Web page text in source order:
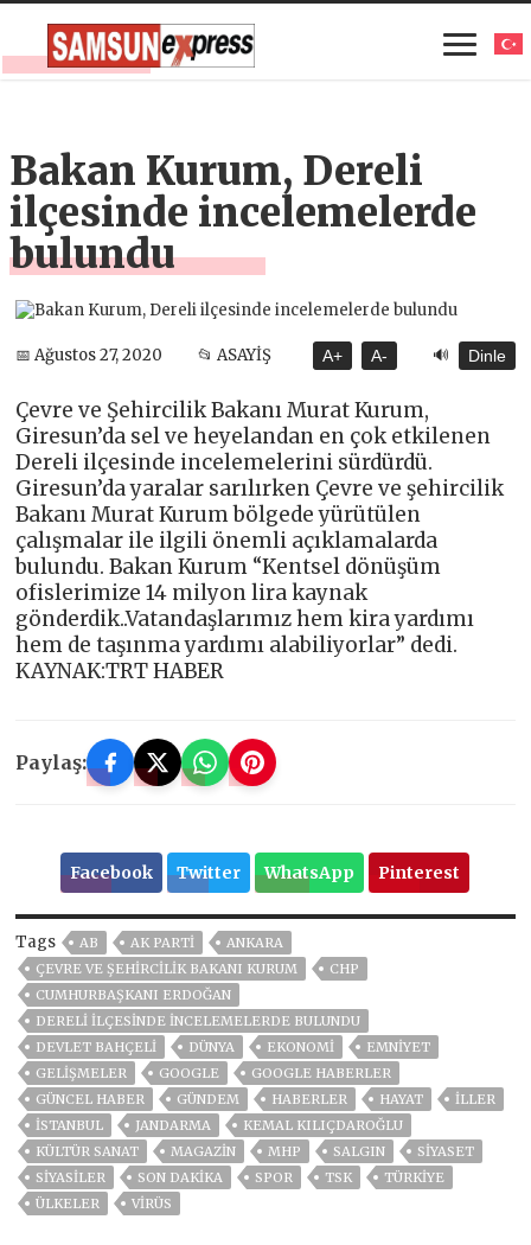
Bakan Kurum, Dereli
ilçesinde incelemelerde
bulundu
📅 Ağustos 27, 2020 📂 ASAYİŞ A+ A- 🔊 Dinle
Çevre ve Şehircilik Bakanı Murat Kurum,
Giresun’da sel ve heyelandan en çok etkilenen
Dereli ilçesinde incelemelerini sürdürdü.
Giresun’da yaralar sarılırken Çevre ve şehircilik
Bakanı Murat Kurum bölgede yürütülen
çalışmalar ile ilgili önemli açıklamalarda
bulundu. Bakan Kurum “Kentsel dönüşüm
ofislerimize 14 milyon lira kaynak
gönderdik..Vatandaşlarımız hem kira yardımı
hem de taşınma yardımı alabiliyorlar” dedi.
KAYNAK:TRT HABER
Paylaş:
Facebook Twitter WhatsApp Pinterest
Tags AB AK PARTİ
ANKARA
ÇEVRE VE ŞEHIRCILIK BAKANI KURUM
CHP
CUMHURBAŞKANI ERDOĞAN
DERELI ILÇESINDE INCELEMELERDE BULUNDU
DEVLET BAHÇELİ
DÜNYA EKONOMİ
EMNİYET
GELIŞMELER
GOOGLE
GOOGLE HABERLER
GÜNCEL HABER
GÜNDEM HABERLER HAYAT
İLLER
ISTANBUL
JANDARMA
KEMAL KILIÇDAROĞLU
KÜLTÜR SANAT
MAGAZİN MHP SALGIN
SİYASET
SİYASİLER
SON DAKIKA SPOR TSK
TÜRKİYE
ÜLKELER
VIRÜS